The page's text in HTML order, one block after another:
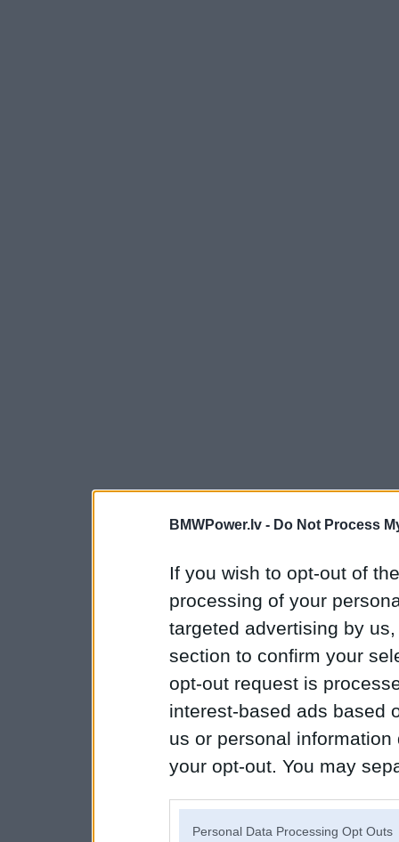
BMWPower.lv - Do Not Process
If you wish to opt-out of
processing of your
targeted advertising by
section to confirm your
opt-out request is
interest-based ads based
us or personal
your opt-out. You may
Personal Data Processing Opt Outs